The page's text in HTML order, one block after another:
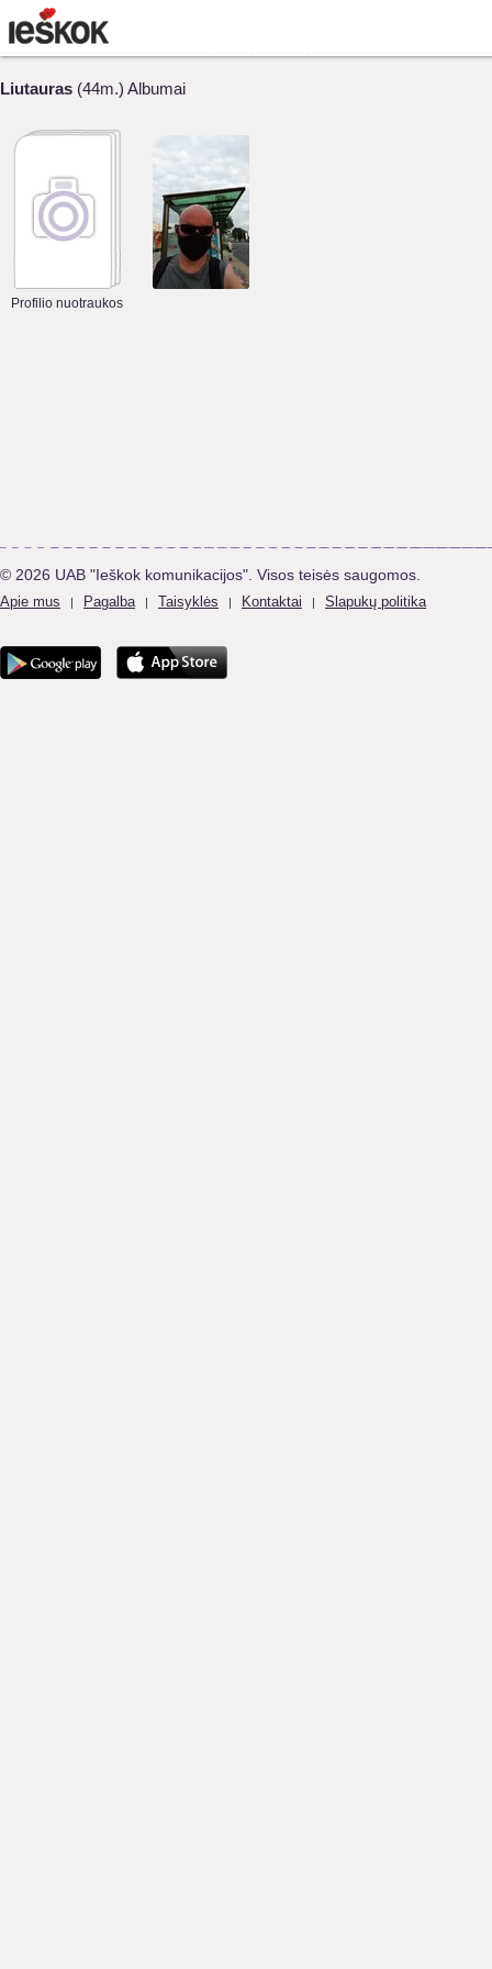
Liutauras (44m.) Albumai
Profilio nuotraukos
© 2026 UAB "Ieškok komunikacijos". Visos teisės saugomos.
Apie mus | Pagalba | Taisyklės | Kontaktai | Slapukų politika